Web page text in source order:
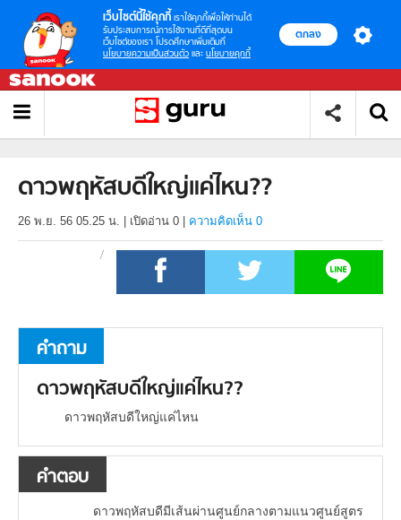
เว็บไซต์นี้ใช้คุกกี้ เราใช้คุกกี้เพื่อให้ท่านได้
รับประสบการณ์การใช้งานที่ดีที่สุดบน
เว็บไซต์ของเรา โปรดศึกษาเพิ่มเติมที่
นโยบายความเป็นส่วนตัว และ นโยบายคุกกี้
ตกลง
ดาวพฤหัสบดีใหญ่แค่ไหน??
26 พ.ย. 56 05.25 น. เปิดอ่าน 0 ความคิดเห็น 0
คำถาม
ดาวพฤหัสบดีใหญ่แค่ไหน??
ดาวพฤหัสบดีใหญ่แค่ไหน
คำตอบ
ดาวพฤหัสบดีมีเส้นผ่านศูนย์กลางตามแนวศูนย์สูตร